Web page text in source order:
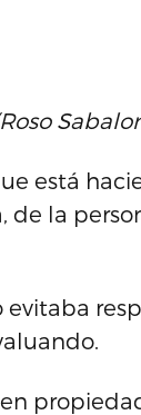
está
de la
evitaba